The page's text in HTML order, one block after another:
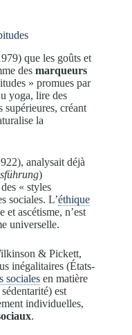
que les goûts et
des marqueurs
» promues par
yoga, lire des
supérieures, créant
la
analysait déjà
)
« styles
sociales. L’éthique
ascétisme, n’est
universelle.
& Pickett,
inégalitaires (États-
sociales en matière
est
individuelles,
.